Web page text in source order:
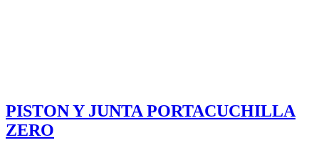
PISTON Y JUNTA PORTACUCHILLA
ZERO